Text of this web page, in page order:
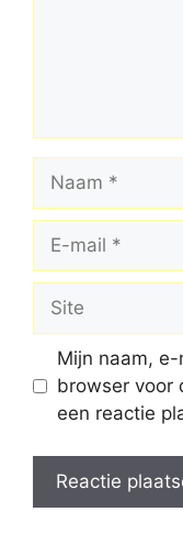
Naam
Site
Mijn naam,
browser voor
een reactie